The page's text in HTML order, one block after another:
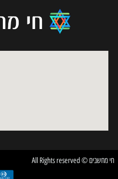
חי מחשבים © All Rights reserved